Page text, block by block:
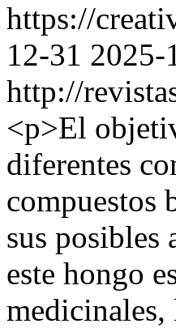
https://
12-31 2025-
http://
<p>El
diferentes
compuestos
sus posibles
este hongo
medicinales,